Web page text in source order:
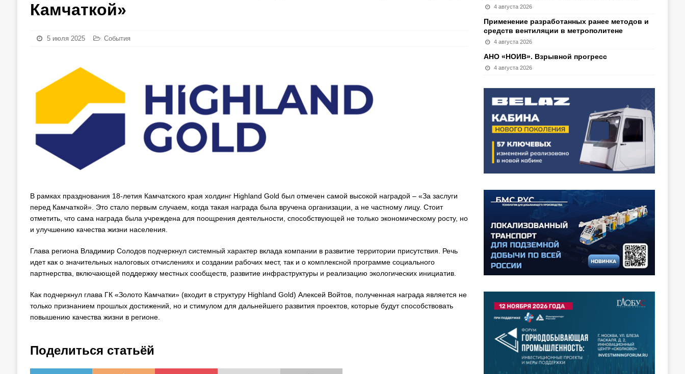
Камчаткой»
5 июля 2025 События
В рамках празднования 18-летия Камчатского края холдинг Highland Gold был отмечен самой высокой наградой – «За заслуги
перед Камчаткой». Это стало первым случаем, когда такая награда была вручена организации, а не частному лицу. Стоит
отметить, что сама награда была учреждена для поощрения деятельности, способствующей не только экономическому росту, но
и улучшению качества жизни населения.
Глава региона Владимир Солодов подчеркнул системный характер вклада компании в развитие территории присутствия. Речь
идет как о значительных налоговых отчислениях и создании рабочих мест, так и о комплексной программе социального
партнерства, включающей поддержку местных сообществ, развитие инфраструктуры и реализацию экологических инициатив.
Как подчеркнул глава ГК «Золото Камчатки» (входит в структуру Highland Gold) Алексей Войтов, полученная награда является не
только признанием прошлых достижений, но и стимулом для дальнейшего развития проектов, которые будут способствовать
повышению качества жизни в регионе.
Поделиться статьёй
4 августа 2026
Применение разработанных ранее методов и
средств вентиляции в метрополитене
4 августа 2026
АНО «НОИВ». Взрывной прогресс
4 августа 2026